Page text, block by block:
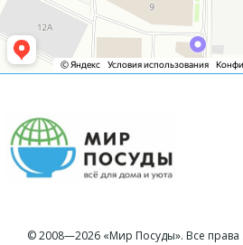
© 2008—2026 «Мир Посуды». Все